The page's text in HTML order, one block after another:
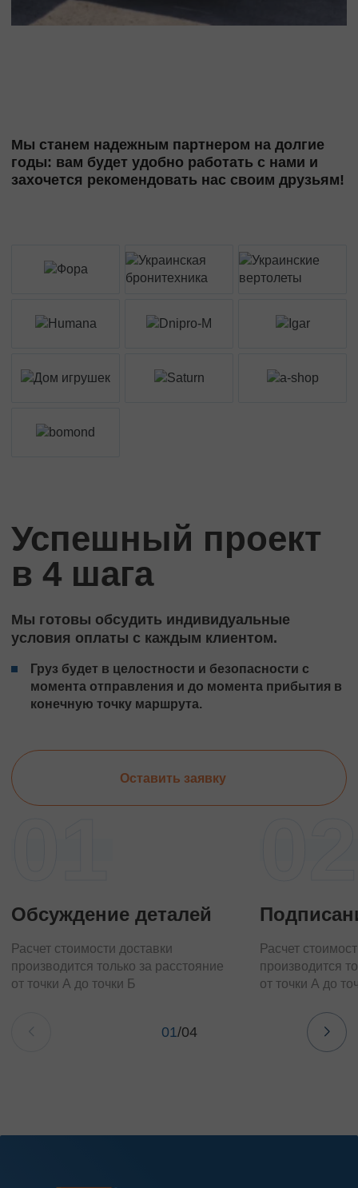
Мы станем надежным партнером на долгие
годы: вам будет удобно работать с нами и
захочется рекомендовать нас своим друзьям!
Успешный проект
в 4 шага
Мы готовы обсудить индивидуальные
условия оплаты с каждым клиентом.
Груз будет в целостности и безопасности с
момента отправления и до момента прибытия в
конечную точку маршрута.
Оставить заявку
Обсуждение деталей
Расчет стоимости доставки
производится только за расстояние
от точки А до точки Б
Расчет
производится
от точки А до
01/04